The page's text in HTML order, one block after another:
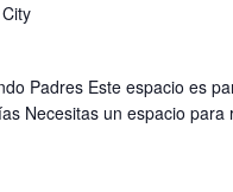
Padres Este espacio es
Necesitas un espacio para